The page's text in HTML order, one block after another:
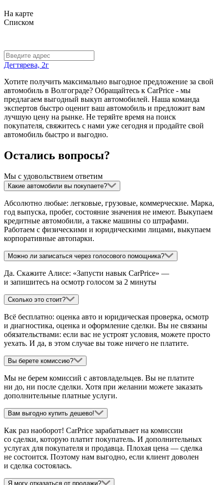
На карте
Списком
Дегтярева, 2г
Хотите получить максимально выгодное предложение за свой
автомобиль в Волгограде? Обращайтесь к CarPrice - мы
предлагаем выгодный выкуп автомобилей. Наша команда
экспертов быстро оценит ваш автомобиль и предложит вам
лучшую цену на рынке. Не теряйте время на поиск
покупателя, свяжитесь с нами уже сегодня и продайте свой
автомобиль быстро и выгодно.
Остались вопросы?
Мы с удовольствием ответим
Какие автомобили вы покупаете?
Абсолютно любые: легковые, грузовые, коммерческие. Марка,
год выпуска, пробег, состояние значения не имеют. Выкупаем
кредитные автомобили, а также машины со штрафами.
Работаем с физическими и юридическими лицами, выкупаем
корпоративные автопарки.
Можно ли записаться через голосового помощника?
Да. Скажите Алисе: «Запусти навык CarPrice» —
и запишитесь на осмотр голосом за 2 минуты
Сколько это стоит?
Всё бесплатно: оценка авто и юридическая проверка, осмотр
и диагностика, оценка и оформление сделки. Вы не связаны
обязательствами: если вас не устроят условия, можете просто
уехать. И да, в этом случае вы тоже ничего не платите.
Вы берете комиссию?
Мы не берем комиссий с автовладельцев. Вы не платите
ни до, ни после сделки. Хотя при желании можете заказать
дополнительные платные услуги.
Вам выгодно купить дешево!
Как раз наоборот! CarPrice зарабатывает на комиссии
со сделки, которую платит покупатель. И дополнительных
услугах для покупателя и продавца. Плохая цена — сделка
не состоится. Поэтому нам выгодно, если клиент доволен
и сделка состоялась.
Я могу отказаться от продажи?